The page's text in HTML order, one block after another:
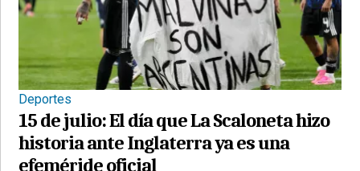
Deportes
15 de julio: El día que La Scaloneta hizo
historia ante Inglaterra ya es una
efeméride oficial